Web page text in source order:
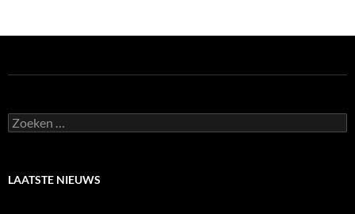
Zoeken
naar:
LAATSTE NIEUWS